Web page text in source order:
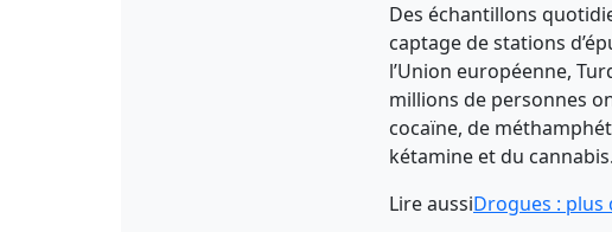
Des échantillons
captage de stations
l’Union européenne,
millions de personnes
cocaïne, de
kétamine et du cannabis.
Lire aussiDrogues : plus